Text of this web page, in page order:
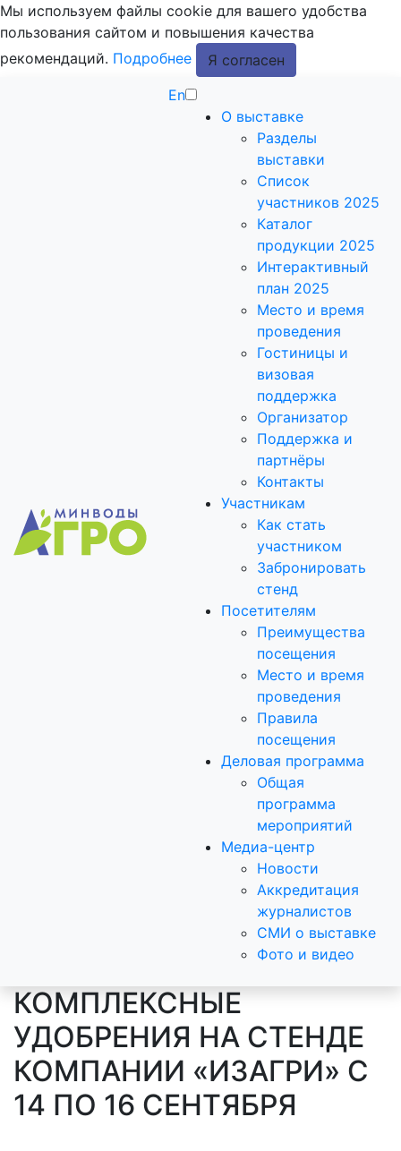
Мы используем файлы cookie для вашего удобства
пользования сайтом и повышения качества
рекомендаций. Подробнее
Я согласен
En
О выставке
Разделы
выставки
Список
участников 2025
Каталог
продукции 2025
Интерактивный
план 2025
Место и время
проведения
Гостиницы и
визовая
поддержка
Организатор
Поддержка и
партнёры
Контакты
Участникам
Как стать
участником
Забронировать
стенд
Посетителям
Преимущества
посещения
Место и время
проведения
Правила
посещения
Деловая программа
Общая
программа
мероприятий
Медиа-центр
Новости
Аккредитация
журналистов
СМИ о выставке
Фото и видео
КОМПЛЕКСНЫЕ
УДОБРЕНИЯ НА СТЕНДЕ
КОМПАНИИ «ИЗАГРИ» С
14 ПО 16 СЕНТЯБРЯ